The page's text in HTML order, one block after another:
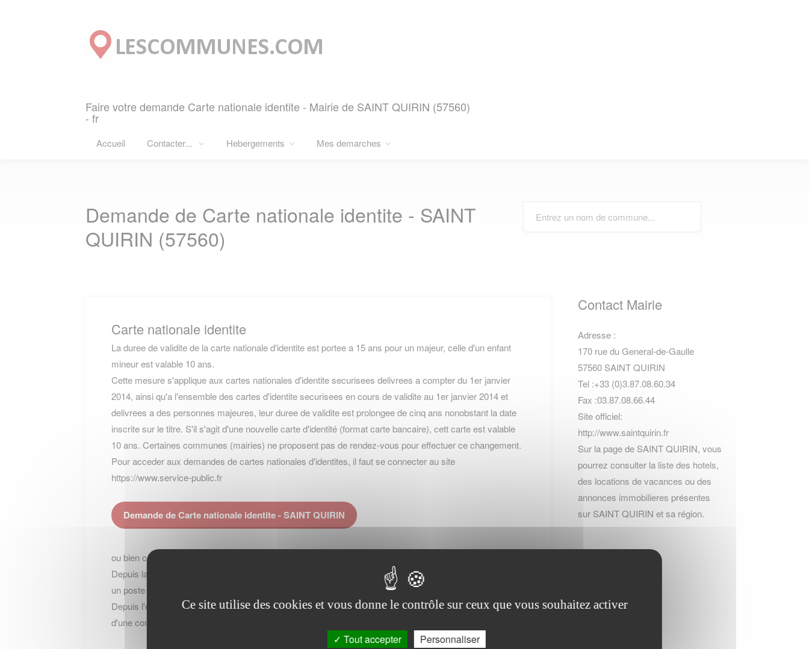
Faire votre demande Carte nationale identite - Mairie de SAINT QUIRIN (57560)
- fr
Accueil Contacter... Hebergements Mes demarches
Demande de Carte nationale identite - SAINT
QUIRIN (57560)
Carte nationale identite
La duree de validite de la carte nationale d'identite est portee a 15 ans pour un majeur, celle d'un enfant
mineur est valable 10 ans.
Cette mesure s'applique aux cartes nationales d'identite securisees delivrees a compter du 1er janvier
2014, ainsi qu'a l'ensemble des cartes d'identite securisees en cours de validite au 1er janvier 2014 et
delivrees a des personnes majeures, leur duree de validite est prolongee de cinq ans nonobstant la date
inscrite sur le titre. S'il s'agit d'une nouvelle carte d'identité (format carte bancaire), cett carte est valable
10 ans. Certaines communes (mairies) ne proposent pas de rendez-vous pour effectuer ce changement.
Pour acceder aux demandes de cartes nationales d'identites, il faut se connecter au site
https://www.service-public.fr
Demande de Carte nationale identite - SAINT QUIRIN
ou bien contacter le service par telephone
Depuis la France : au 39 39 du lundi au vendredi de 8h30 a 19h (en France, 0,15 euros ttc/minute depuis
un poste fixe)
Depuis l'etranger ou hors metropole: +33 (0) 1 73 60 39 39 : uniquement depuis un poste fixe, au cout
d'une communication + cout de l'appel international variable selon les pays et les operateurs.
Contact Mairie
Adresse :
170 rue du General-de-Gaulle
57560 SAINT QUIRIN
Tel :+33 (0)3.87.08.60.34
Fax :03.87.08.66.44
Site officiel:
http://www.saintquirin.fr
Sur la page de SAINT QUIRIN, vous
pourrez consulter la liste des hotels,
des locations de vacances ou des
annonces immobilieres présentes
sur SAINT QUIRIN et sa région.
Ce site utilise des cookies et vous donne le contrôle sur ceux que vous souhaitez activer
Tout accepter Personnaliser